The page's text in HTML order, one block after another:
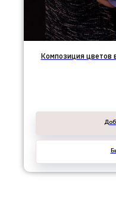
Композиция цветов